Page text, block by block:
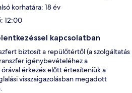
korhatára: 18 év
12:00
kapcsolatban
biztosít a repülőtértől (a szolgáltatás
igénybevételéhez a
érkezés előtt értesíteniük a
visszaigazolásban megadott